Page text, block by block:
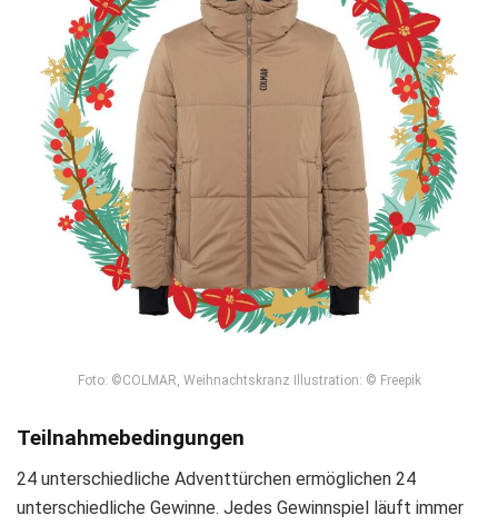
Foto: ©COLMAR, Weihnachtskranz Illustration: © Freepik
Teilnahmebedingungen
24 unterschiedliche Adventtürchen ermöglichen 24
unterschiedliche Gewinne. Jedes Gewinnspiel läuft immer